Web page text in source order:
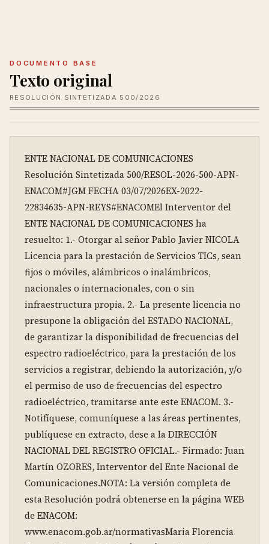
DOCUMENTO BASE
Texto original
RESOLUCIÓN SINTETIZADA 500/2026
ENTE NACIONAL DE COMUNICACIONES
Resolución Sintetizada 500/RESOL-2026-500-APN-
ENACOM#JGM FECHA 03/07/2026EX-2022-
22834635-APN-REYS#ENACOMEl Interventor del
ENTE NACIONAL DE COMUNICACIONES ha
resuelto: 1.- Otorgar al señor Pablo Javier NICOLA
Licencia para la prestación de Servicios TICs, sean
fijos o móviles, alámbricos o inalámbricos,
nacionales o internacionales, con o sin
infraestructura propia. 2.- La presente licencia no
presupone la obligación del ESTADO NACIONAL,
de garantizar la disponibilidad de frecuencias del
espectro radioeléctrico, para la prestación de los
servicios a registrar, debiendo la autorización, y/o
el permiso de uso de frecuencias del espectro
radioeléctrico, tramitarse ante este ENACOM. 3.-
Notifíquese, comuníquese a las áreas pertinentes,
publíquese en extracto, dese a la DIRECCIÓN
NACIONAL DEL REGISTRO OFICIAL.- Firmado: Juan
Martín OZORES, Interventor del Ente Nacional de
Comunicaciones.NOTA: La versión completa de
esta Resolución podrá obtenerse en la página WEB
de ENACOM:
www.enacom.gob.ar/normativasMaria Florencia